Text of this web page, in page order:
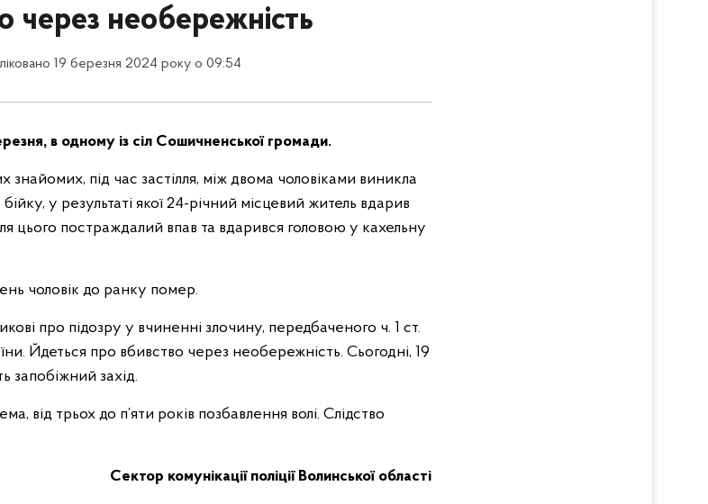
через необережність
19 березня 2024 року о 09:54
в одному із сіл Сошичненської громади.
знайомих, під час застілля, між двома чоловіками виникла
у результаті якої 24-річний місцевий житель вдарив
цього постраждалий впав та вдарився головою у кахельну
чоловік до ранку помер.
про підозру у вчиненні злочину, передбаченого ч. 1 ст.
Йдеться про вбивство через необережність. Сьогодні, 19
запобіжний захід.
від трьох до п’яти років позбавлення волі. Слідство
Сектор комунікації поліції Волинської області